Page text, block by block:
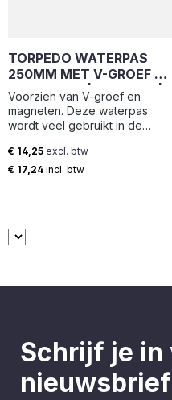
TORPEDO WATERPAS
250MM MET V-GROEF EN
MAGNETEN | TLM-250 |
ELTEE
Voorzien van V-groef en
magneten. Deze waterpas
wordt veel gebruikt in de
verticale libel. Lengte: 250 mm
Normale prijs:
€ 14,25 excl. btw
€ 17,24 incl. btw
Schrijf je in
nieuwsbrief